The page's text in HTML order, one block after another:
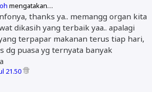
mengatakan…
thanks ya.. memangg organ kita
dikasih yang terbaik yaa.. apalagi
terpapar makanan terus tiap hari,
dg puasa yg ternyata banyak
21.50